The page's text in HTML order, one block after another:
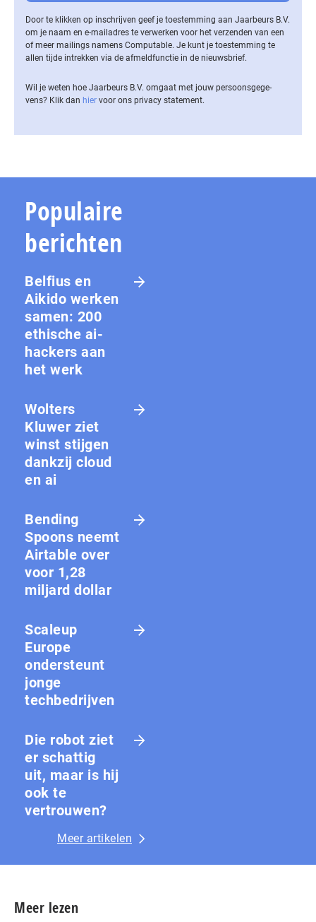
Door te klikken op inschrijven geef je toestemming aan Jaarbeurs B.V.
om je naam en e-mailadres te verwerken voor het verzenden van een
of meer mailings namens Computable. Je kunt je toestemming te
allen tijde intrekken via de af­meld­func­tie in de nieuwsbrief.
Wil je weten hoe Jaarbeurs B.V. omgaat met jouw per­soons­ge­ge­
vens? Klik dan hier voor ons privacy statement.
Populaire
berichten
Belfius en
Aikido werken
samen: 200
ethische ai-
hackers aan
het werk
Wolters
Kluwer ziet
winst stijgen
dankzij cloud
en ai
Bending
Spoons neemt
Airtable over
voor 1,28
miljard dollar
Scaleup
Europe
ondersteunt
jonge
techbedrijven
Die robot ziet
er schattig
uit, maar is hij
ook te
vertrouwen?
Meer artikelen
Meer lezen